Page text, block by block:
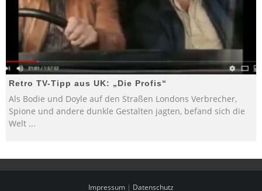
Retro TV-Tipp aus UK: „Die Profis“
Als Bodie und Doyle auf den Straßen Londons Verbrecher,
Spione und andere dunkle Gestalten jagten, befand sich die
Welt ...
Impressum | Datenschutz